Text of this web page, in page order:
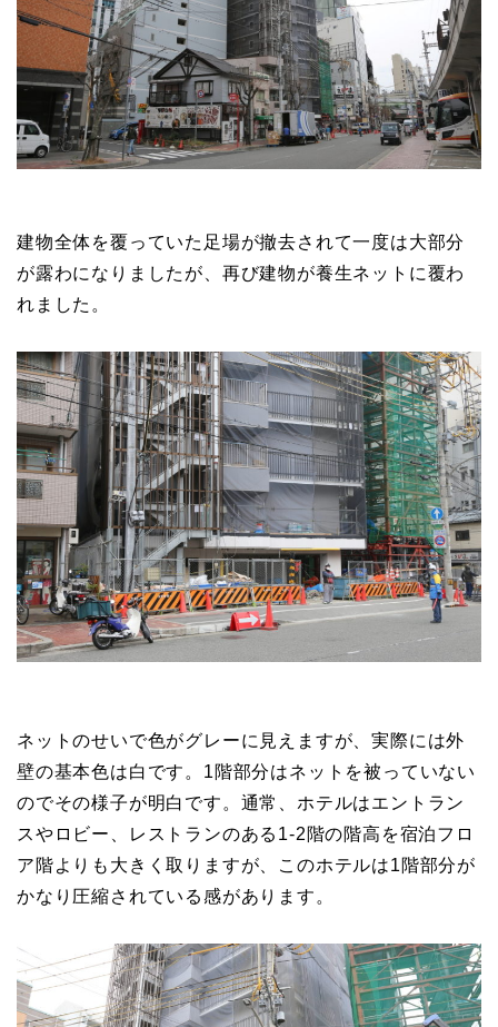
建物全体を覆っていた足場が撤去されて一度は大部分
が露わになりましたが、再び建物が養生ネットに覆わ
れました。
ネットのせいで色がグレーに見えますが、実際には外
壁の基本色は白です。1階部分はネットを被っていない
のでその様子が明白です。通常、ホテルはエントラン
スやロビー、レストランのある1-2階の階高を宿泊フロ
ア階よりも大きく取りますが、このホテルは1階部分が
かなり圧縮されている感があります。